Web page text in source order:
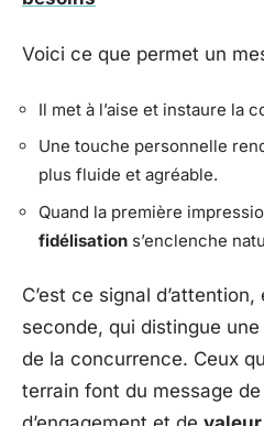
Voici ce que permet un
Il met à l’aise et instaure la
Une touche personnelle
plus fluide et agréable.
Quand la première
fidélisation s’enclenche
C’est ce signal
seconde, qui distingue une
de la concurrence. Ceux
terrain font du message